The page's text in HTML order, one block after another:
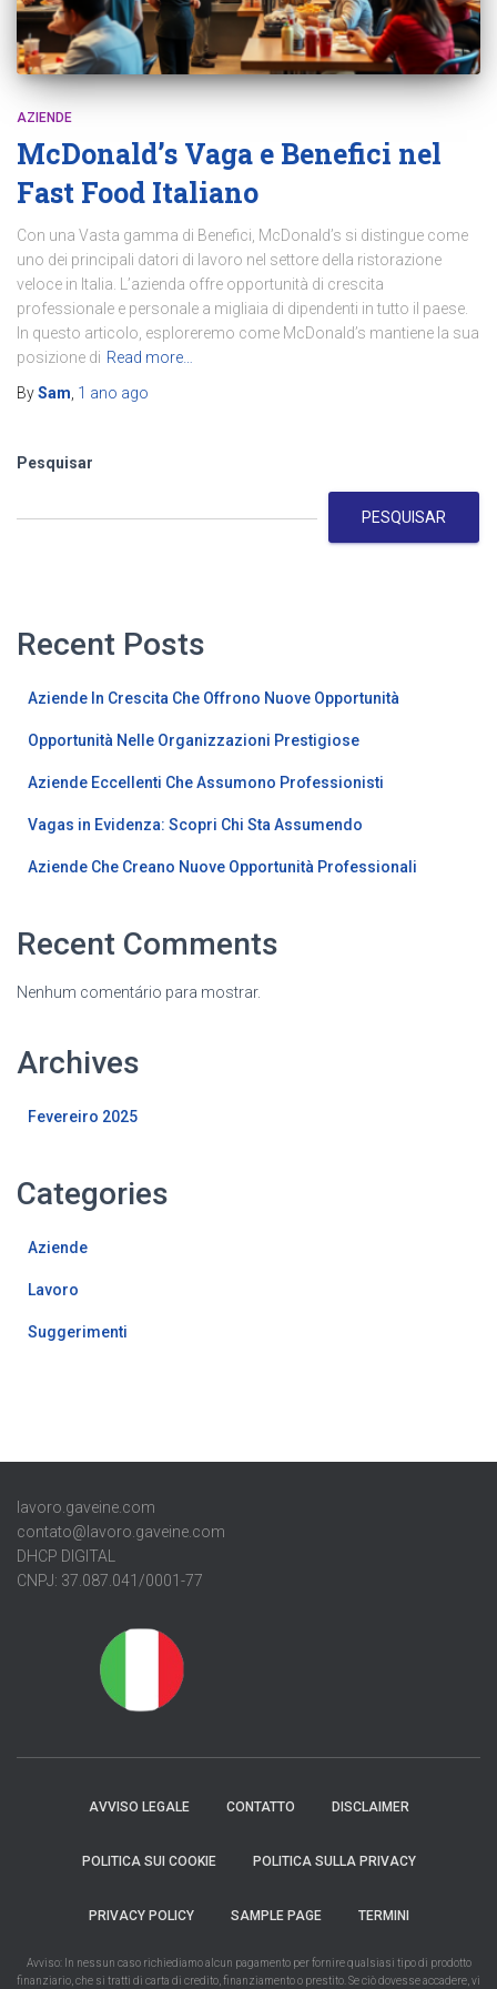
AZIENDE
McDonald’s Vaga e Benefici nel
Fast Food Italiano
Con una Vasta gamma di Benefici, McDonald’s si distingue come
uno dei principali datori di lavoro nel settore della ristorazione
veloce in Italia. L’azienda offre opportunità di crescita
professionale e personale a migliaia di dipendenti in tutto il paese.
In questo articolo, esploreremo come McDonald’s mantiene la sua
posizione di Read more…
BySam 1 ano ago
Pesquisar
PESQUISAR
Recent Posts
Aziende In Crescita Che Offrono Nuove Opportunità
Opportunità Nelle Organizzazioni Prestigiose
Aziende Eccellenti Che Assumono Professionisti
Vagas in Evidenza: Scopri Chi Sta Assumendo
Aziende Che Creano Nuove Opportunità Professionali
Recent Comments
Nenhum comentário para mostrar.
Archives
Fevereiro 2025
Categories
Aziende
Lavoro
Suggerimenti
lavoro.gaveine.com
contato@lavoro.gaveine.com
DHCP DIGITAL
CNPJ: 37.087.041/0001-77
AVVISO LEGALE CONTATTO DISCLAIMER
POLITICA SUI COOKIE POLITICA SULLA PRIVACY
PRIVACY POLICY SAMPLE PAGE TERMINI
Avviso: In nessun caso richiediamo alcun pagamento per fornire qualsiasi tipo di prodotto
finanziario, che si tratti di carta di credito, finanziamento o prestito. Se ciò dovesse accadere, vi